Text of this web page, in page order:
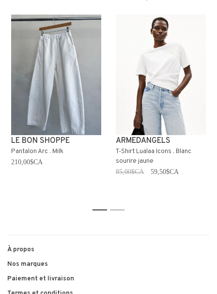
LE BON SHOPPE
Pantalon Arc . Milk
210,00$CA
ARMEDANGELS
T-Shirt Lualaa Icons . Blanc
sourire jaune
85,00$CA 59,50$CA
1 2
À propos
Nos marques
Paiement et livraison